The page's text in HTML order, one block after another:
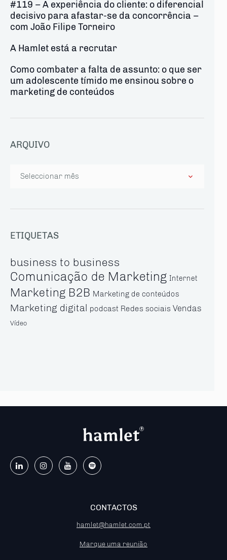
#119 – A experiência do cliente: o diferencial
decisivo para afastar-se da concorrência –
com João Filipe Torneiro
A Hamlet está a recrutar
Como combater a falta de assunto: o que ser
um adolescente tímido me ensinou sobre o
marketing de conteúdos
ARQUIVO
ETIQUETAS
business to business
Comunicação de Marketing Internet
Marketing B2B Marketing de conteúdos
Marketing digital podcast Redes sociais Vendas
Vídeo
CONTACTOS
hamlet@hamlet.com.pt
Marque uma reunião